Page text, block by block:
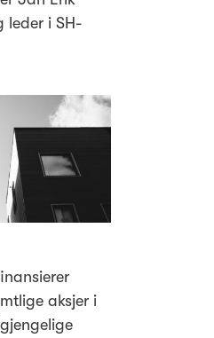
leder i SH-
aksjer i